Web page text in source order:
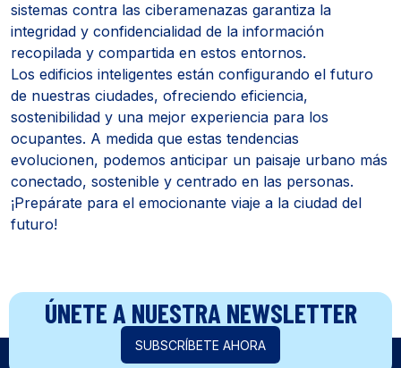
sistemas contra las ciberamenazas garantiza la
integridad y confidencialidad de la información
recopilada y compartida en estos entornos.
Los edificios inteligentes están configurando el futuro
de nuestras ciudades, ofreciendo eficiencia,
sostenibilidad y una mejor experiencia para los
ocupantes. A medida que estas tendencias
evolucionen, podemos anticipar un paisaje urbano más
conectado, sostenible y centrado en las personas.
¡Prepárate para el emocionante viaje a la ciudad del
futuro!
ÚNETE A NUESTRA NEWSLETTER
SUBSCRÍBETE AHORA